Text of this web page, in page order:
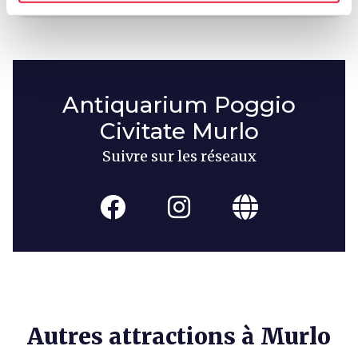
Antiquarium Poggio
Civitate Murlo
Suivre sur les réseaux
Autres attractions à Murlo